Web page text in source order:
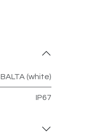
BALTA (white)
IP67